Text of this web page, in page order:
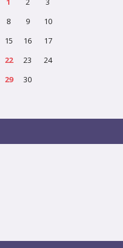
8 9
10
15 16
17
22 23
24
29 30